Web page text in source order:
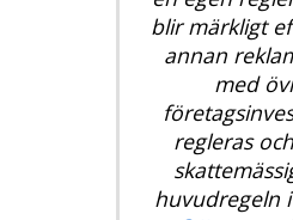
blir märkligt
annan
med
regleras
huvudregeln i